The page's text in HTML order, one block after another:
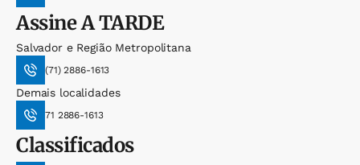
AssineA TARDE
Salvador e Região Metropolitana
(71) 2886-1613
Demais localidades
71 2886-1613
Classificados